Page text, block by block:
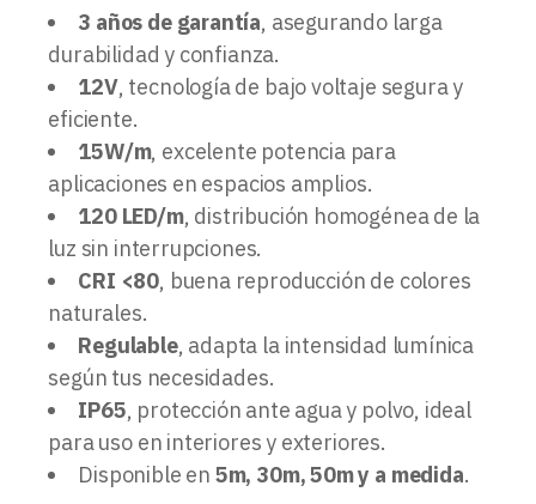
3 años de garantía, asegurando larga
durabilidad y confianza.
12V, tecnología de bajo voltaje segura y
eficiente.
15W/m, excelente potencia para
aplicaciones en espacios amplios.
120 LED/m, distribución homogénea de la
luz sin interrupciones.
CRI <80, buena reproducción de colores
naturales.
Regulable, adapta la intensidad lumínica
según tus necesidades.
IP65, protección ante agua y polvo, ideal
para uso en interiores y exteriores.
Disponible en 5m, 30m, 50m y a medida.